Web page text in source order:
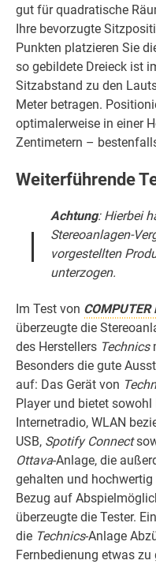
gut für quadratische
Ihre bevorzugte
Punkten platzieren Sie
so gebildete Dreieck ist
Sitzabstand zu den
Meter betragen.
optimalerweise in einer
Zentimetern –
Weiterführende
Achtung: Hierbei
Stereoanlagen-
vorgestellten
unterzogen.
Im Test von COMPUTER
überzeugte die
des Herstellers Technics
Besonders die gute
auf: Das Gerät von
Player und bietet sowohl
Internetradio, WLAN
USB, Spotify Connect
Ottava-Anlage, die
gehalten und
Bezug auf
überzeugte die Tester.
die Technics-Anlage
Fernbedienung etwas